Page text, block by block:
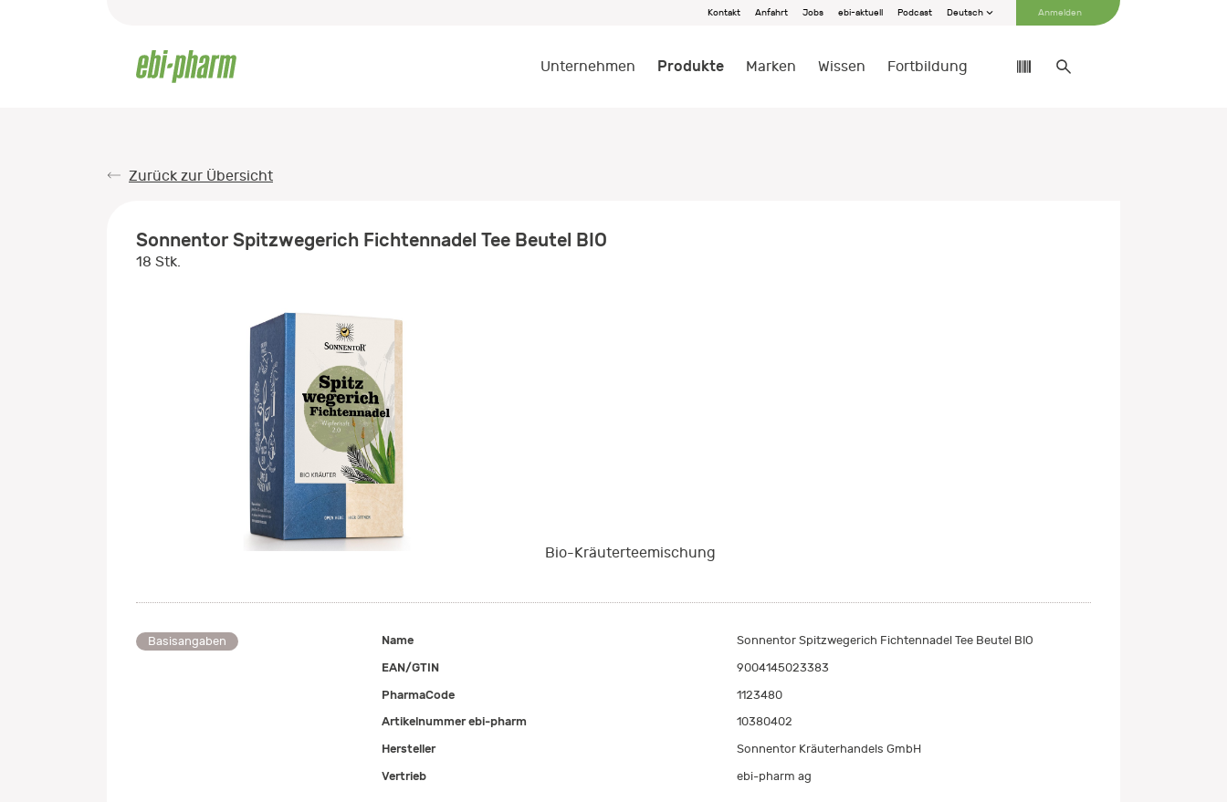
Kontakt Anfahrt Jobs ebi-aktuell Podcast Deutsch Anmelden
Unternehmen Produkte Marken Wissen Fortbildung
Zurück zur Übersicht
Sonnentor Spitzwegerich Fichtennadel Tee Beutel BIO
18 Stk.
Bio-Kräuterteemischung
Basisangaben Name
Sonnentor Spitzwegerich Fichtennadel Tee Beutel BIO
EAN/GTIN
9004145023383
PharmaCode
1123480
Artikelnummer ebi-pharm
10380402
Hersteller
Sonnentor Kräuterhandels GmbH
Vertrieb
ebi-pharm ag